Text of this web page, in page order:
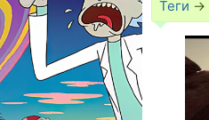
Теги →